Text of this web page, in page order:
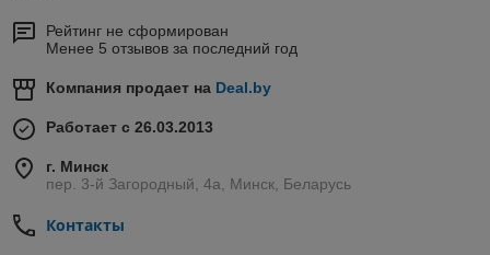
Рейтинг не сформирован
Менее 5 отзывов за последний год
Компания продает на Deal.by
Работает с 26.03.2013
г. Минск
пер. 3-й Загородный, 4а, Минск, Беларусь
Контакты